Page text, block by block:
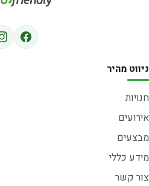
ניווט מהיר
חנויות
אירועים
מבצעים
מידע כללי
צור קשר